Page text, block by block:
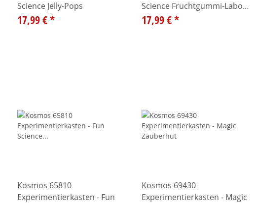
Science Jelly-Pops
17,99 €*
Science Fruchtgummi-Labor
Love & Hearts
17,99 €*
Kosmos 65810
Experimentierkasten - Fun
Kosmos 69430
Experimentierkasten - Magic